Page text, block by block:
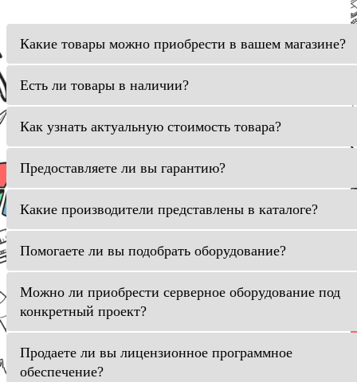
Какие товары можно приобрести в вашем магазине?
Есть ли товары в наличии?
Как узнать актуальную стоимость товара?
Предоставляете ли вы гарантию?
Какие производители представлены в каталоге?
Помогаете ли вы подобрать оборудование?
Можно ли приобрести серверное оборудование под
конкретный проект?
Продаете ли вы лицензионное программное
обеспечение?